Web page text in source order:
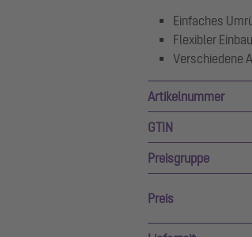
Einfaches
Flexibler Einbau
Verschiedene
Artikelnummer
GTIN
Preisgruppe
Preis